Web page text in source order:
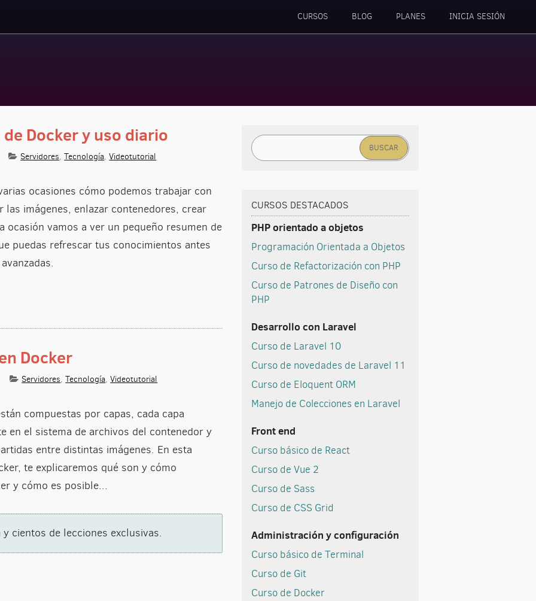
CURSOS BLOG PLANES INICIA SESIÓN
Docker y uso diario
Servidores,Tecnología,Videotutorial
ocasiones cómo podemos trabajar con
las imágenes, enlazar contenedores, crear
ocasión vamos a ver un pequeño resumen de
puedas refrescar tus conocimientos antes
Docker
Servidores,Tecnología,Videotutorial
compuestas por capas, cada capa
en el sistema de archivos del contenedor y
entre distintas imágenes. En esta
te explicaremos qué son y cómo
y cómo es posible...
cientos de lecciones exclusivas.
Buscar:
CURSOS DESTACADOS
PHP orientado a objetos
Programación Orientada a Objetos
Curso de Refactorización con PHP
Curso de Patrones de Diseño con
PHP
Desarrollo con Laravel
Curso de Laravel 10
Curso de novedades de Laravel 11
Curso de Eloquent ORM
Manejo de Colecciones en Laravel
Front end
Curso básico de React
Curso de Vue 2
Curso de Sass
Curso de CSS Grid
Administración y configuración
Curso básico de Terminal
Curso de Git
Curso de Docker